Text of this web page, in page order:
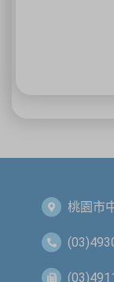
桃園市